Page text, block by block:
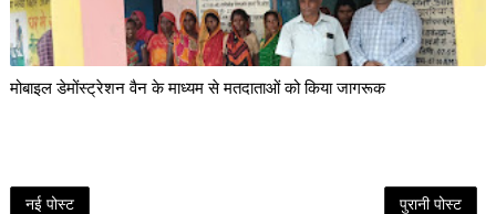
मोबाइल डेमोंस्ट्रेशन वैन के माध्यम से मतदाताओं को किया जागरूक
नई पोस्ट पुरानी पोस्ट